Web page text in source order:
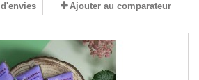
Ajouter au comparateur